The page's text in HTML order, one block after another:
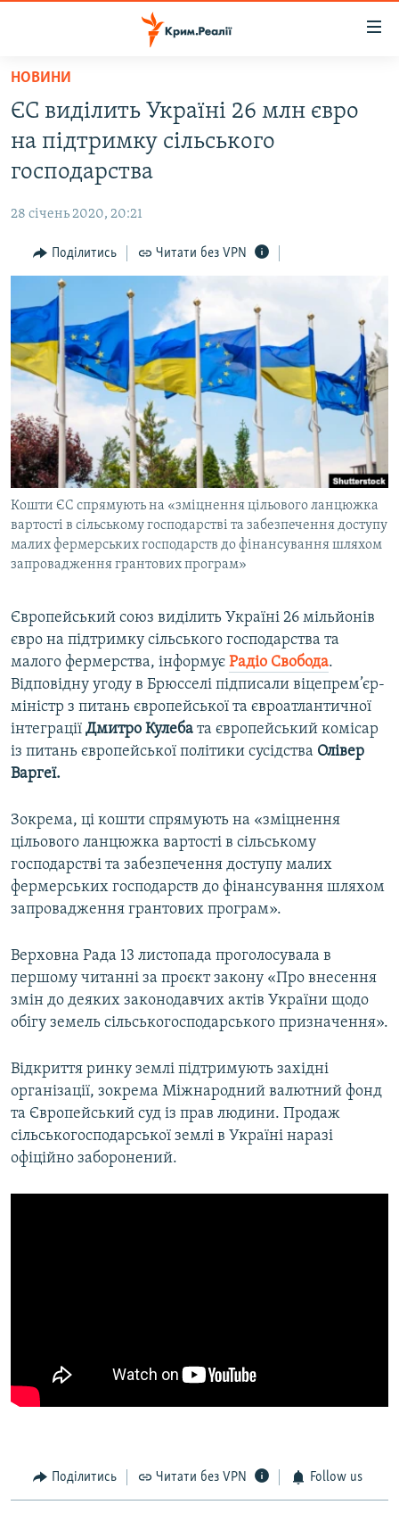
Перейти
основного
матеріалу
до
основної
Перейти
до
ВОДА.КРИМ
ВІДЕО ТА ФОТО
БЛОГИ
ПОГЛЯД
ІНТЕРВ'Ю
ВСЕ ЗА ДЕНЬ
СПЕЦПРОЕКТИ
ДЕПОРТАЦІЯ
ВІДЕОУРОКИ «ELIFBE»
СВІДЧЕННЯ ОКУПАЦІЇ
УКРАЇНСЬКА ПРОБЛЕМА КРИМУ
ІНФОГРАФІКА
ЯК ОБІЙТИ БЛОКУВАННЯ
Русский
Qırımtatar
ДОЛУЧАЙСЯ!
НОВИНИ
ЄС виділить Україні 26 млн євро
на підтримку сільського
господарства
28 січень 2020, 20:21
Поділитись Читати без VPN
Кошти ЄС спрямують на «зміцнення цільового ланцюжка
вартості в сільському господарстві та забезпечення доступу
малих фермерських господарств до фінансування шляхом
запровадження грантових програм»
Європейський союз виділить Україні 26 мільйонів
євро на підтримку сільського господарства та
малого фермерства, інформує Радіо Свобода.
Відповідну угоду в Брюсселі підписали віцепрем’єр-
міністр з питань європейської та євроатлантичної
інтеграції Дмитро Кулеба та європейський комісар
із питань європейської політики сусідства Олівер
Варгеї.
Зокрема, ці кошти спрямують на «зміцнення
цільового ланцюжка вартості в сільському
господарстві та забезпечення доступу малих
фермерських господарств до фінансування шляхом
запровадження грантових програм».
Верховна Рада 13 листопада проголосувала в
першому читанні за проєкт закону «Про внесення
змін до деяких законодавчих актів України щодо
обігу земель сільськогосподарського призначення».
Відкриття ринку землі підтримують західні
організації, зокрема Міжнародний валютний фонд
та Європейський суд із прав людини. Продаж
сільськогосподарської землі в Україні наразі
офіційно заборонений.
Поділитись Читати без VPN Follow us